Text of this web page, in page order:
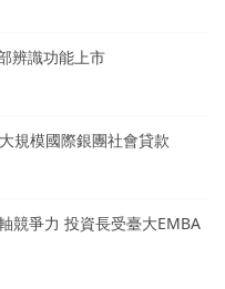
辨識功能上市
規模國際銀團社會貸款
競爭力 投資長受臺大EMBA